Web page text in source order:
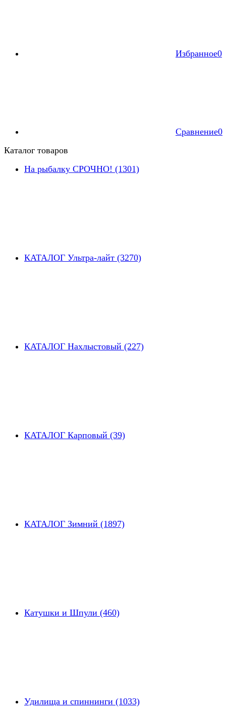
Избранное0
Сравнение0
Каталог товаров
На рыбалку СРОЧНО! (1301)
КАТАЛОГ Ультра-лайт (3270)
КАТАЛОГ Нахлыстовый (227)
КАТАЛОГ Карповый (39)
КАТАЛОГ Зимний (1897)
Катушки и Шпули (460)
Удилища и спиннинги (1033)